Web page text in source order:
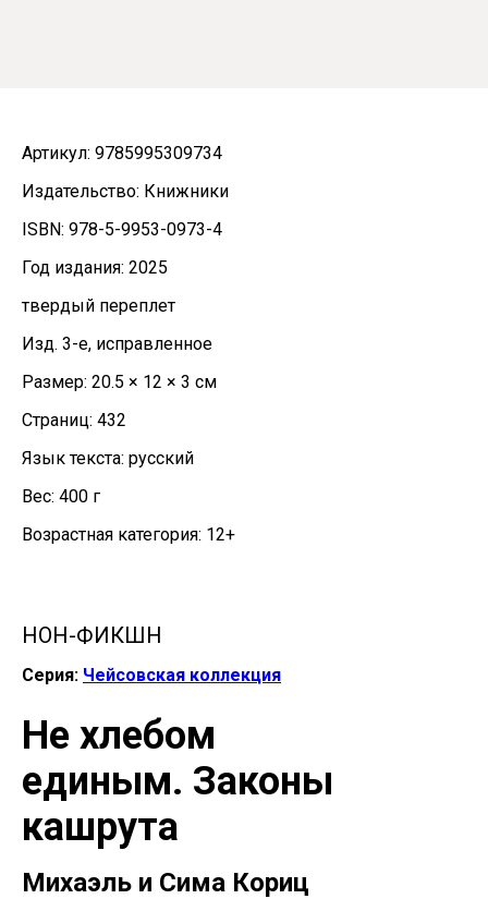
Артикул: 9785995309734
Издательство: Книжники
ISBN: 978-5-9953-0973-4
Год издания: 2025
твердый переплет
Изд. 3-е, исправленное
Размер: 20.5 × 12 × 3 см
Страниц: 432
Язык текста: русский
Вес: 400 г
Возрастная категория: 12+
НОН-ФИКШН
Серия: Чейcовская коллекция
Не хлебом
единым. Законы
кашрута
Михаэль и Сима Кориц